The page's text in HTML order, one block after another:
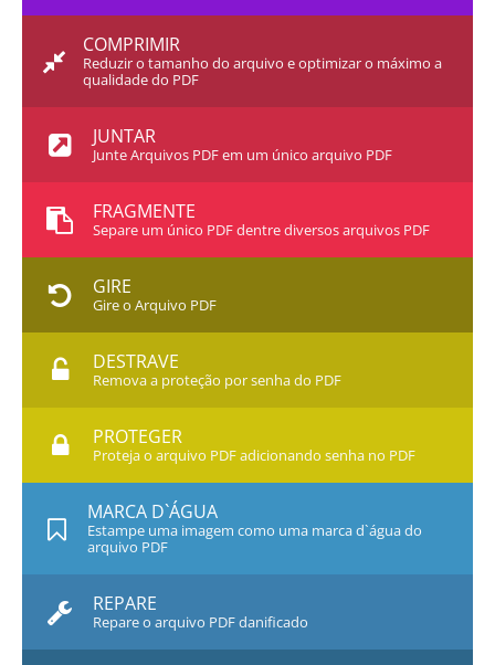
COMPRIMIR
Reduzir o tamanho do arquivo e optimizar o máximo a
qualidade do PDF
JUNTAR
Junte Arquivos PDF em um único arquivo PDF
FRAGMENTE
Separe um único PDF dentre diversos arquivos PDF
GIRE
Gire o Arquivo PDF
DESTRAVE
Remova a proteção por senha do PDF
PROTEGER
Proteja o arquivo PDF adicionando senha no PDF
MARCA D`ÁGUA
Estampe uma imagem como uma marca d`água do
arquivo PDF
REPARE
Repare o arquivo PDF danificado